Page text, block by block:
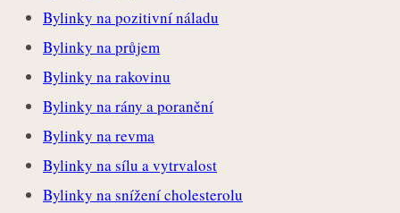
Bylinky na pozitivní náladu
Bylinky na průjem
Bylinky na rakovinu
Bylinky na rány a poranění
Bylinky na revma
Bylinky na sílu a vytrvalost
Bylinky na snížení cholesterolu